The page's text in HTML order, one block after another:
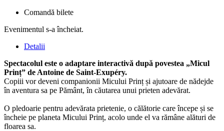
Comandă bilete
Evenimentul s-a încheiat.
Detalii
Spectacolul este o adaptare interactivă după povestea „Micul
Prinț” de Antoine de Saint-Exupéry.
Copiii vor deveni companionii Micului Prinț și ajutoare de nădejde
în aventura sa pe Pământ, în căutarea unui prieten adevărat.
O pledoarie pentru adevărata prietenie, o călătorie care începe și se
încheie pe planeta Micului Prinț, acolo unde el va rămâne alături de
floarea sa.